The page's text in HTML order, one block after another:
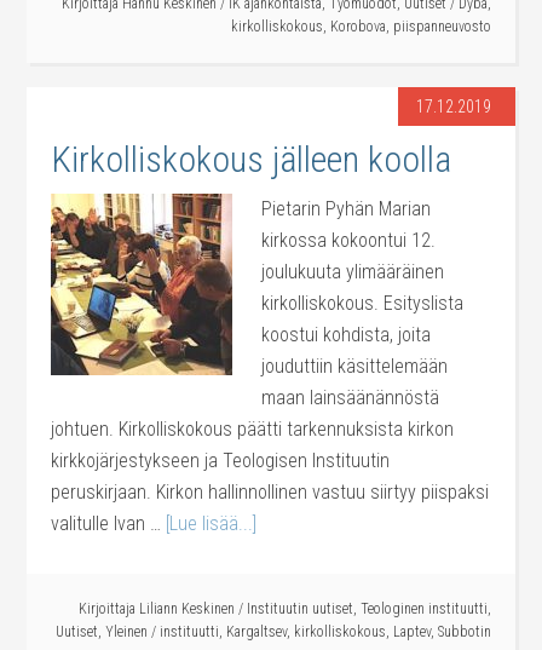
Kirjoittaja Hannu Keskinen / IK ajankohtaista, Työmuodot, Uutiset / Dyba,
kirkolliskokous, Korobova, piispanneuvosto
17.12.2019
Kirkolliskokous jälleen koolla
Pietarin Pyhän Marian
kirkossa kokoontui 12.
joulukuuta ylimääräinen
kirkolliskokous. Esityslista
koostui kohdista, joita
jouduttiin käsittelemään
maan lainsäänännöstä
johtuen. Kirkolliskokous päätti tarkennuksista kirkon
kirkkojärjestykseen ja Teologisen Instituutin
peruskirjaan. Kirkon hallinnollinen vastuu siirtyy piispaksi
valitulle Ivan … [Lue lisää...]
Kirjoittaja Liliann Keskinen / Instituutin uutiset, Teologinen instituutti,
Uutiset, Yleinen / instituutti, Kargaltsev, kirkolliskokous, Laptev, Subbotin